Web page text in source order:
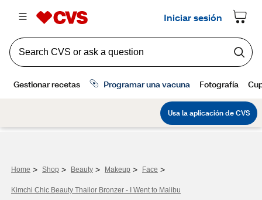
Home > Shop > Beauty > Makeup > Face >
Kimchi Chic Beauty Thailor Bronzer - I Went to Malibu